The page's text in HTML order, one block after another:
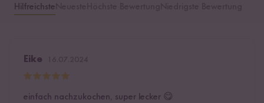
Hilfreichste
Eike
einfach nachzukochen, super lecker 😋